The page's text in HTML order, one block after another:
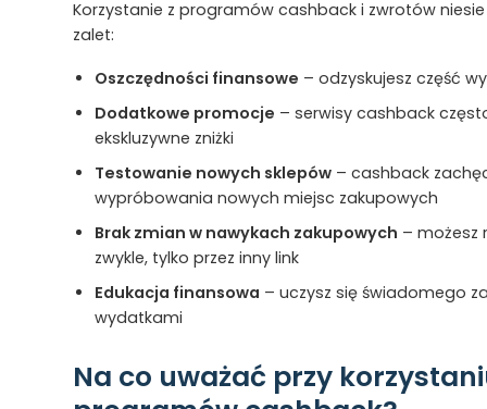
Korzystanie z programów cashback i zwrotów
zalet:
Oszczędności finansowe – odzyskujesz część
Dodatkowe promocje – serwisy cashback
ekskluzywne zniżki
Testowanie nowych sklepów– cashback
wypróbowania nowych miejsc zakupowych
Brak zmian w nawykach zakupowych – możesz
zwykle, tylko przez inny link
Edukacja finansowa – uczysz się świadomego
wydatkami
Na co uważać przy